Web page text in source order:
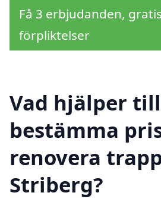
Få 3 erbjudanden,
förpliktelser
Vad hjälper
bestämma
renovera
Striberg?